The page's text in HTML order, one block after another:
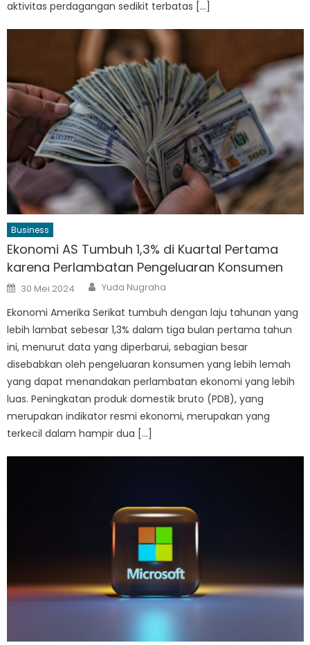
aktivitas perdagangan sedikit terbatas […]
Business
Ekonomi AS Tumbuh 1,3% di Kuartal Pertama
karena Perlambatan Pengeluaran Konsumen
Posted
on
30 Mei 2024 Author
Yuda Nugraha
Ekonomi Amerika Serikat tumbuh dengan laju tahunan yang
lebih lambat sebesar 1,3% dalam tiga bulan pertama tahun
ini, menurut data yang diperbarui, sebagian besar
disebabkan oleh pengeluaran konsumen yang lebih lemah
yang dapat menandakan perlambatan ekonomi yang lebih
luas. Peningkatan produk domestik bruto (PDB), yang
merupakan indikator resmi ekonomi, merupakan yang
terkecil dalam hampir dua […]